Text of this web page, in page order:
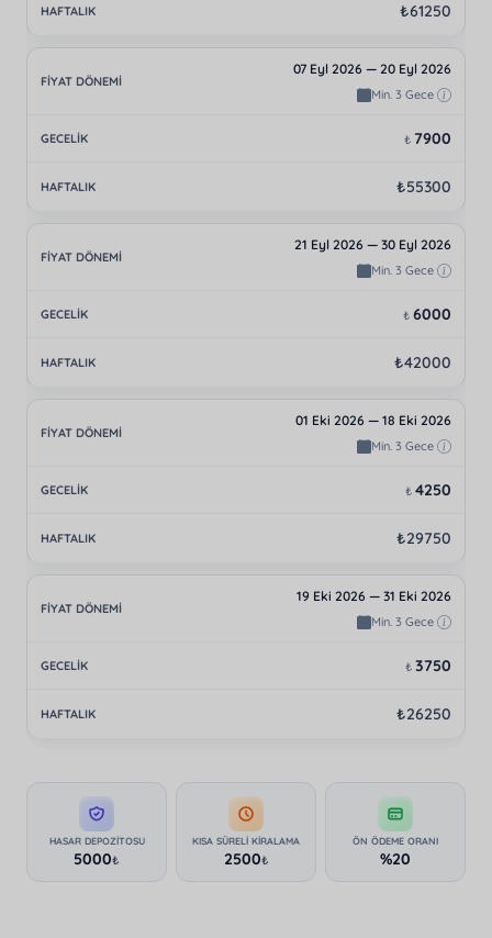
₺61250
07 Eyl 2026 — 20 Eyl 2026
Min. 3 Gece
₺ 7900
₺55300
21 Eyl 2026 — 30 Eyl 2026
Min. 3 Gece
₺ 6000
₺42000
01 Eki 2026 — 18 Eki 2026
Min. 3 Gece
₺ 4250
₺29750
19 Eki 2026 — 31 Eki 2026
Min. 3 Gece
₺ 3750
₺26250
HASAR DEPOZITOSU
5000₺
KISA SÜRELI KIRALAMA
2500₺
ÖN ÖDEME ORANI
%20